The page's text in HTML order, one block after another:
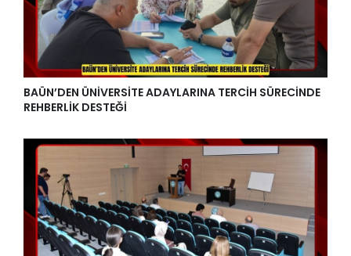
BAÜN’DEN ÜNİVERSİTE ADAYLARINA TERCİH SÜRECİNDE
REHBERLİK DESTEĞİ